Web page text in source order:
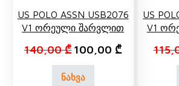
US POLO ASSN USB2076
V1 Ორეული Შარვლით
140,00₾ Original price was:
100,00 ₾Current
ნახვა
US
V1